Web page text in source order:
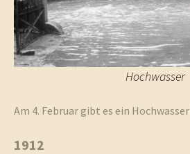
Hochwasser
Am 4. Februar gibt es ein
1912